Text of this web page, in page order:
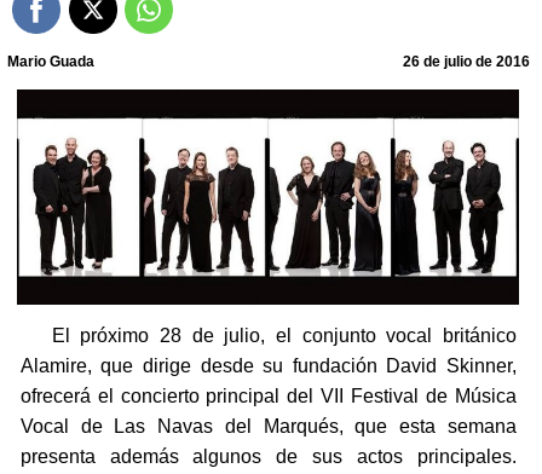
Mario Guada 26 de julio de 2016
El próximo 28 de julio, el conjunto vocal británico
Alamire, que dirige desde su fundación David Skinner,
ofrecerá el concierto principal del VII Festival de Música
Vocal de Las Navas del Marqués, que esta semana
presenta además algunos de sus actos principales.